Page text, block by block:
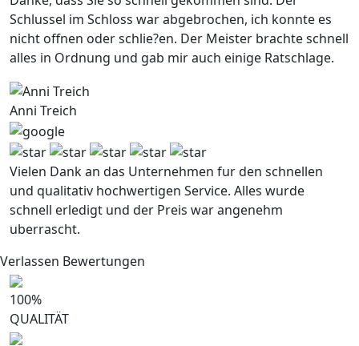
Schlussel im Schloss war abgebrochen, ich konnte es
nicht offnen oder schlie?en. Der Meister brachte schnell
alles in Ordnung und gab mir auch einige Ratschlage.
Anni Treich
Vielen Dank an das Unternehmen fur den schnellen
und qualitativ hochwertigen Service. Alles wurde
schnell erledigt und der Preis war angenehm
uberrascht.
Verlassen Bewertungen
100%
QUALITÄT